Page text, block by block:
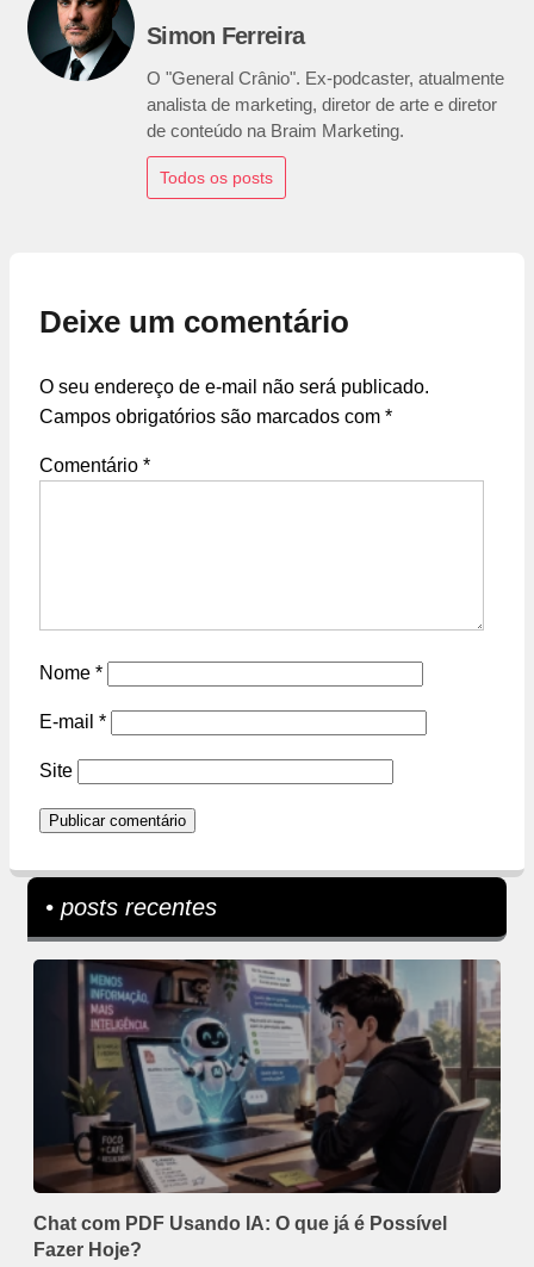
Simon Ferreira
O "General Crânio". Ex-podcaster, atualmente
analista de marketing, diretor de arte e diretor
de conteúdo na Braim Marketing.
Todos os posts
Deixe um comentário
O seu endereço de e-mail não será publicado.
Campos obrigatórios são marcados com *
Comentário *
Nome *
E-mail *
Site
• posts recentes
Chat com PDF Usando IA: O que já é Possível
Fazer Hoje?